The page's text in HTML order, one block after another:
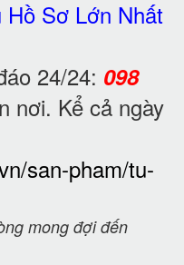
Hồ Sơ Lớn Nhất
24/24: 098
nơi. Kể cả ngày
san-pham/tu-
mong đợi đến